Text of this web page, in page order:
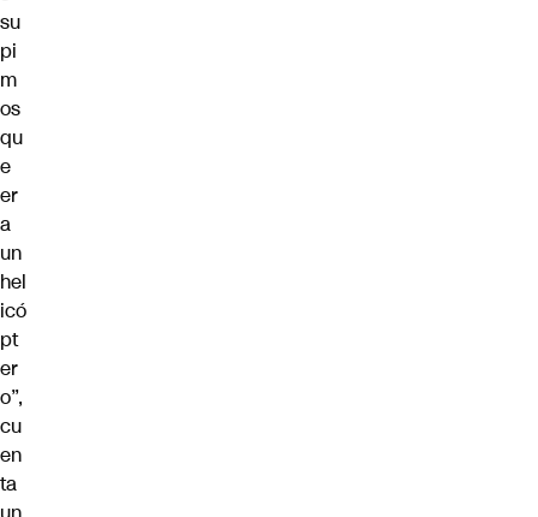
su
pi
m
os
qu
e
er
a
un
hel
icó
pt
er
o”,
cu
en
ta